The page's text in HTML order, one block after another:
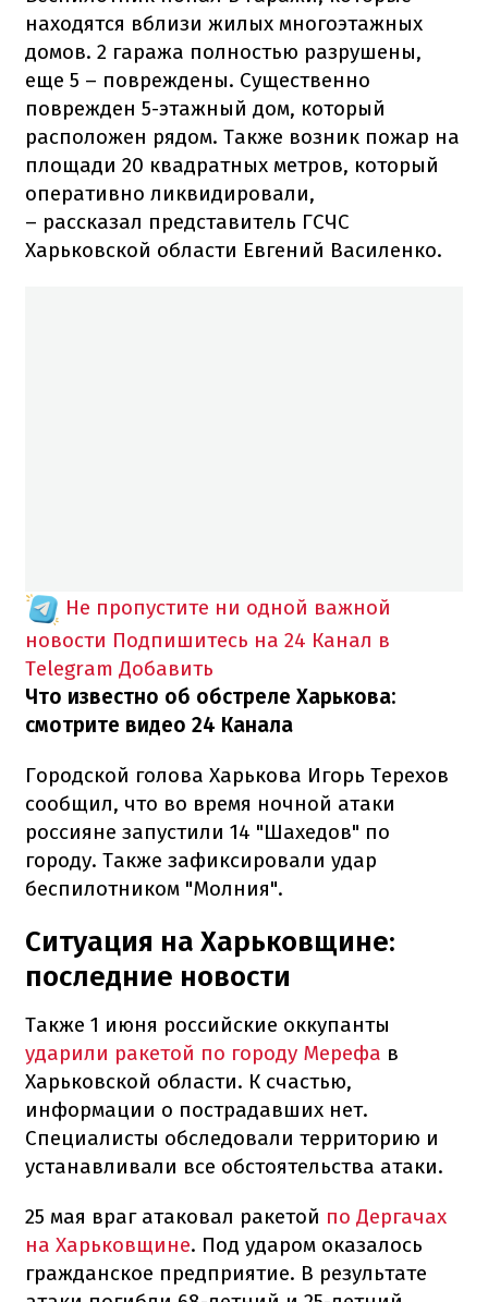
находятся вблизи жилых многоэтажных
домов. 2 гаража полностью разрушены,
еще 5 – повреждены. Существенно
поврежден 5-этажный дом, который
расположен рядом. Также возник пожар на
площади 20 квадратных метров, который
оперативно ликвидировали,
– рассказал представитель ГСЧС
Харьковской области Евгений Василенко.
Не пропустите ни одной важной
новости Подпишитесь на 24 Канал в
Telegram Добавить
Что известно об обстреле Харькова:
смотрите видео 24 Канала
Городской голова Харькова Игорь Терехов
сообщил, что во время ночной атаки
россияне запустили 14 "Шахедов" по
городу. Также зафиксировали удар
беспилотником "Молния".
Ситуация на Харьковщине:
последние новости
Также 1 июня российские оккупанты
ударили ракетой по городу Мерефа в
Харьковской области. К счастью,
информации о пострадавших нет.
Специалисты обследовали территорию и
устанавливали все обстоятельства атаки.
25 мая враг атаковал ракетой по Дергачах
на Харьковщине. Под ударом оказалось
гражданское предприятие. В результате